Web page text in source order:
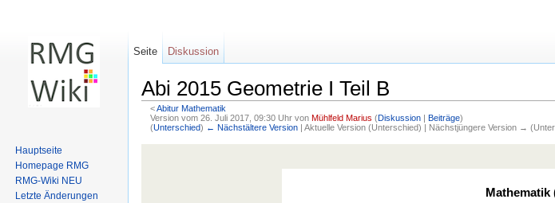
Abi 2015 Geometrie I Teil B
<Abitur Mathematik
Version vom 26. Juli 2017, 09:30 Uhr von Mühlfeld Marius (Diskussion| Beiträge)
(Unterschied) ← Nächstältere Version| Aktuelle Version (Unterschied) | Nächstjüngere Version →
Mathematik
Seite Diskussion
Hauptseite
Homepage RMG
RMG-Wiki NEU
Letzte Änderungen